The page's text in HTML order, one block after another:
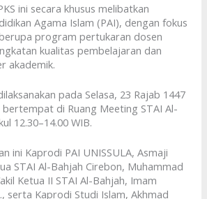
ini secara khusus melibatkan
Agama Islam (PAI), dengan fokus
program pertukaran dosen
kualitas pembelajaran dan
akademik.
pada Selasa, 23 Rajab 1447
bertempat di Ruang Meeting STAI Al-
12.30–14.00 WIB.
ini Kaprodi PAI UNISSULA, Asmaji
STAI Al-Bahjah Cirebon, Muhammad
Ketua II STAI Al-Bahjah, Imam
serta Kaprodi Studi Islam, Akhmad